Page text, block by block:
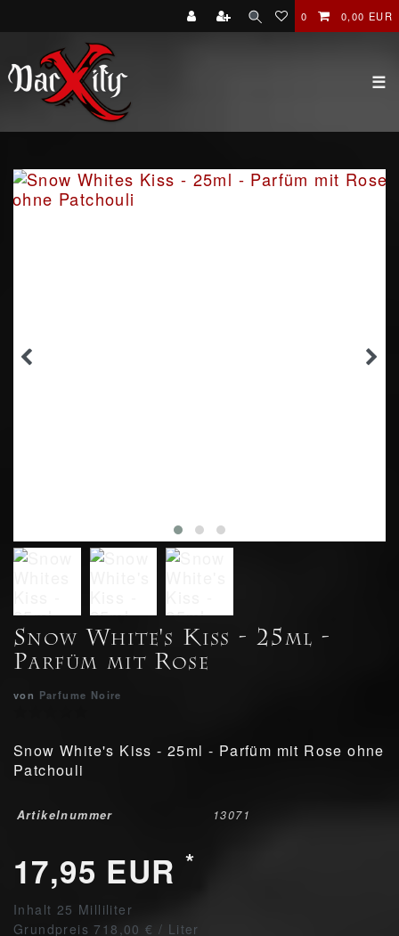
0 0,00 EUR
☰
Snow White's Kiss - 25ml -
Parfüm mit Rose
von Parfume Noire
Snow White's Kiss - 25ml - Parfüm mit Rose ohne
Patchouli
Artikelnummer 13071
17,95 EUR *
Inhalt 25 Milliliter
Grundpreis718,00 € / Liter